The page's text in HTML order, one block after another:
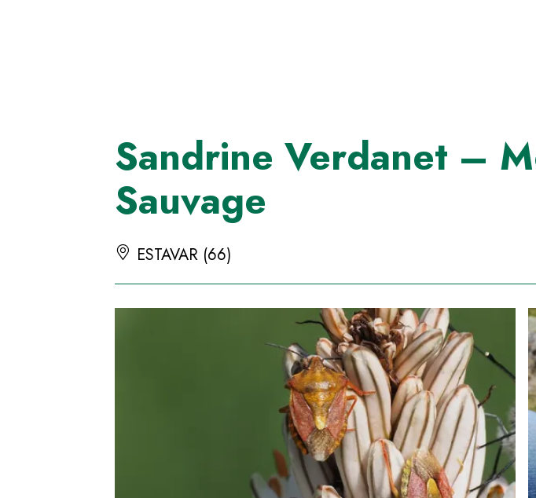
Sandrine Verdanet –
Sauvage
ESTAVAR (66)